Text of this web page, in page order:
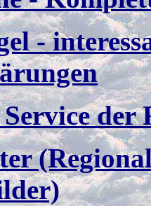
-
Service